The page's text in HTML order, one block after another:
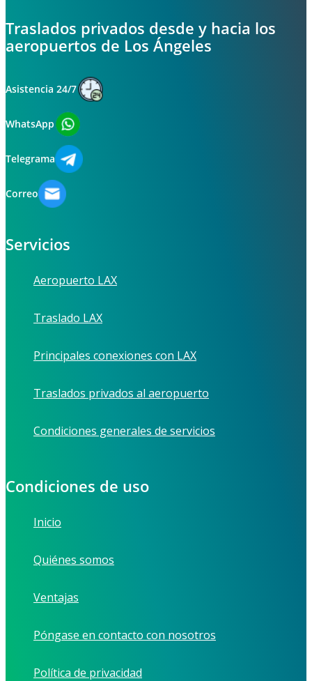
Traslados privados desde y hacia los
aeropuertos de Los Ángeles
Asistencia 24/7
WhatsApp
Telegrama
Correo
Servicios
Aeropuerto LAX
Traslado LAX
Principales conexiones con LAX
Traslados privados al aeropuerto
Condiciones generales de servicios
Condiciones de uso
Inicio
Quiénes somos
Ventajas
Póngase en contacto con nosotros
Política de privacidad